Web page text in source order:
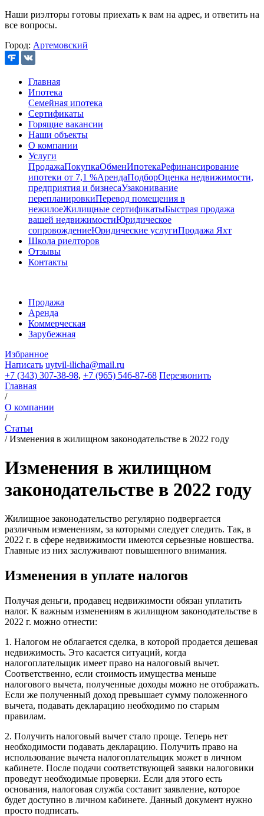
Наши риэлторы готовы приехать к вам на адрес, и ответить на
все вопросы.
Город: Артемовский
Главная
Ипотека
Семейная ипотека
Сертификаты
Горящие вакансии
Наши объекты
О компании
Услуги
ПродажаПокупкаОбменИпотекаРефинансирование
ипотеки от 7,1 %АрендаПодборОценка недвижимости,
предприятия и бизнесаУзаконивание
перепланировкиПеревод помещения в
нежилоеЖилищные сертификатыБыстрая продажа
вашей недвижимостиЮридическое
сопровождениеЮридические услугиПродажа Яхт
Школа риелторов
Отзывы
Контакты
Продажа
Аренда
Коммерческая
Зарубежная
Избранное
Написать uytvil-ilicha@mail.ru
+7 (343) 307-38-98, +7 (965) 546-87-68 Перезвонить
Главная
/
О компании
/
Статьи
/Изменения в жилищном законодательстве в 2022 году
Изменения в жилищном
законодательстве в 2022 году
Жилищное законодательство регулярно подвергается
различным изменениям, за которыми следует следить. Так, в
2022 г. в сфере недвижимости имеются серьезные новшества.
Главные из них заслуживают повышенного внимания.
Изменения в уплате налогов
Получая деньги, продавец недвижимости обязан уплатить
налог. К важным изменениям в жилищном законодательстве в
2022 г. можно отнести:
1. Налогом не облагается сделка, в которой продается дешевая
недвижимость. Это касается ситуаций, когда
налогоплательщик имеет право на налоговый вычет.
Соответственно, если стоимость имущества меньше
налогового вычета, полученные доходы можно не отображать.
Если же полученный доход превышает сумму положенного
вычета, подавать декларацию необходимо по старым
правилам.
2. Получить налоговый вычет стало проще. Теперь нет
необходимости подавать декларацию. Получить право на
использование вычета налогоплательщик может в личном
кабинете. После подачи соответствующей заявки налоговики
проведут необходимые проверки. Если для этого есть
основания, налоговая служба составит заявление, которое
будет доступно в личном кабинете. Данный документ нужно
просто подписать.